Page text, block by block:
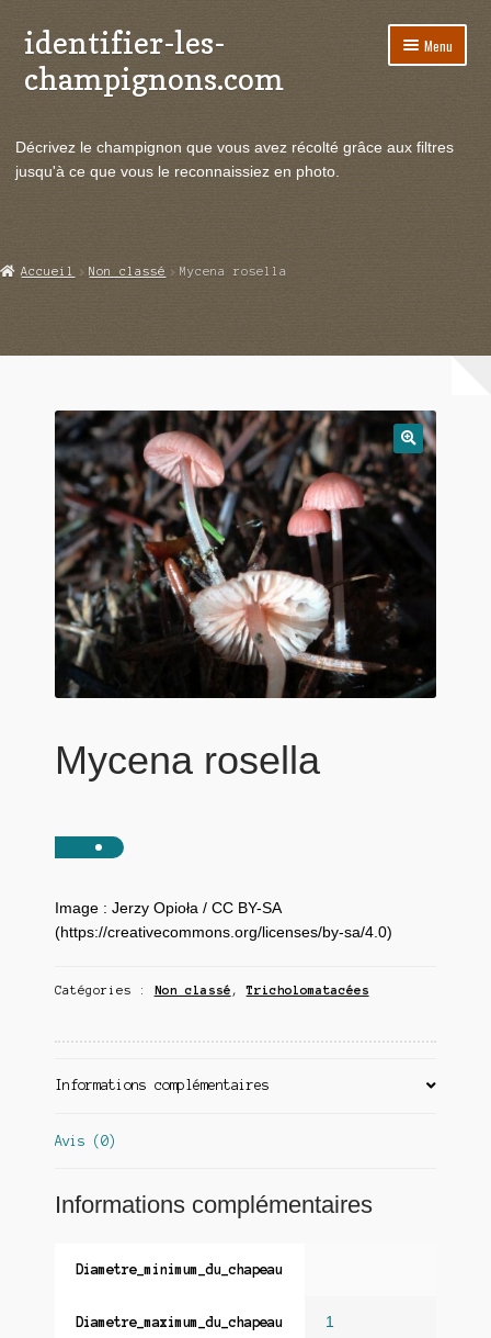
Aller
à
la
Aller
au
contenu
identifier-les-
champignons.com
Menu
le
Actualités
Echanges et contacts
Décrivez le champignon que vous avez récolté grâce aux filtres
jusqu'à ce que vous le reconnaissiez en photo.
Accueil Non classé Mycena rosella
Mycena rosella
Image : Jerzy Opioła / CC BY-SA
(https://creativecommons.org/licenses/by-sa/4.0)
Catégories : Non classé ,Tricholomatacées
Informations complémentaires
Avis (0)
Informations complémentaires
Diametre_minimum_du_chapeau
Diametre_maximum_du_chapeau 1